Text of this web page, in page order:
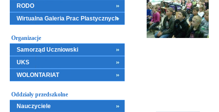
RODO
Wirtualna Galeria Prac Plastycznych
Organizacje
Samorząd Uczniowski
UKS
WOLONTARIAT
Oddziały przedszkolne
Nauczyciele